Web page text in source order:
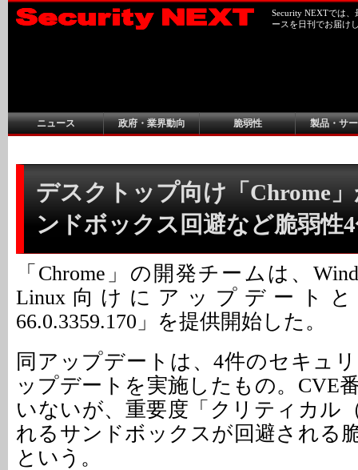
Security NEXTでは
ースを日刊でお届け
ニュース 政府・業界動向 脆弱性 製品・サ
デスクトップ向け「Chrome
ンドボックス回避など脆弱性
「Chrome」の開発チームは、
Linux向けにアップデートと
66.0.3359.170」を提供開始した。
同アップデートは、4件のセキュ
ップデートを実施したもの。CVE
いないが、重要度「クリティカル
れるサンドボックスが回避される
という。